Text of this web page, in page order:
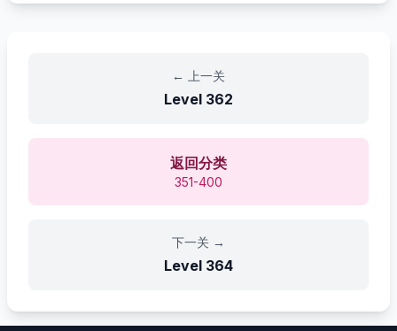
← 上一关
Level 362
返回分类
351-400
下一关 →
Level 364